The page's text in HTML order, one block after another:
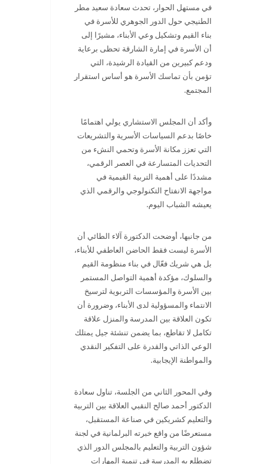
في مستهل الحوار، تحدث سعادة سعيد مطر
الطنيجي حول الدور الجوهري للأسرة في
بناء القيم وتشكيل وعي الأبناء، مشيرًا إلى
أن الأسرة في إمارة الشارقة تحظى برعاية
ودعم كبيرين من القيادة الرشيدة، التي
تؤمن بأن تماسك الأسرة هو أساس استقرار
المجتمع.
وأكد أن المجلس الاستشاري يولي اهتمامًا
خاصًا بدعم السياسات الأسرية والتشريعات
التي تعزز مكانة الأسرة وتحمي النشء من
التحديات المتسارعة في العصر الرقمي،
مشددًا على أهمية التربية القيمية في
مواجهة الانفتاح التكنولوجي والرقمي الذي
يعيشه الشباب اليوم.
من جانبها، أوضحت الدكتورة آلاء الطائي أن
الأسرة ليست فقط الحاضن العاطفي للأبناء،
بل هي شريك فعّال في بناء منظومة القيم
والسلوك، مؤكدة أهمية التواصل المستمر
بين الأسرة والمؤسسات التربوية لترسيخ
الانتماء والمسؤولية لدى الأبناء، وضرورة أن
تكون العلاقة بين المدرسة والمنزل علاقة
تكامل لا تقاطع، بما يضمن تنشئة جيل يمتلك
الوعي الذاتي والقدرة على التفكير النقدي
والمواطنة الإيجابية.
وفي المحور الثاني من الجلسة، تناول سعادة
الدكتور أحمد صالح النقبي العلاقة بين التربية
والتعليم كشريكين في صناعة المستقبل،
مستعرضًا من واقع خبرته البرلمانية في لجنة
شؤون التربية والتعليم بالمجلس الدور الذي
تضطلع به المدرسة في تنمية المهارات